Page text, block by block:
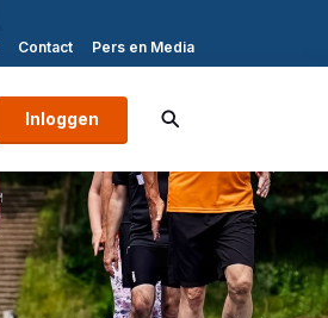
Contact Pers en Media
Inloggen